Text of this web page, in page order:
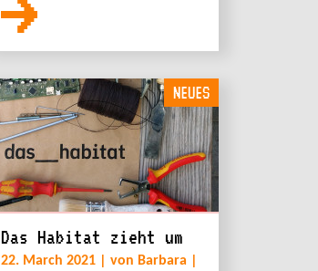
NEUES
Das Habitat zieht um
22. March 2021 | von Barbara |